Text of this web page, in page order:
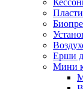
Ерши
Мини